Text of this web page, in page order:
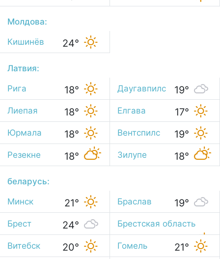
Молдова:
Кишинёв 24°
Латвия:
Рига 18° Даугавпилс 19°
Лиепая 18° Елгава 17°
Юрмала 18° Вентспилс 19°
Резекне 18° Зилупе 18°
беларусь:
Минск 21° Браслав 19°
Брест 24° Брестская область
23°
Витебск 20° Гомель 21°